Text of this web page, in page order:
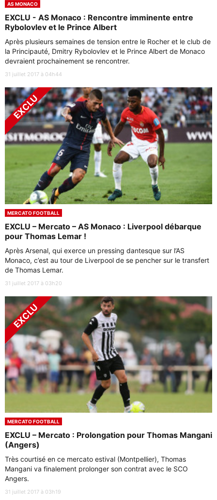
AS MONACO
EXCLU - AS Monaco : Rencontre imminente entre
Rybolovlev et le Prince Albert
Après plusieurs semaines de tension entre le Rocher et le club de
la Principauté, Dmitry Rybolovlev et le Prince Albert de Monaco
devraient prochainement se rencontrer.
31 juillet 2017 à 04h44
MERCATO FOOTBALL
EXCLU – Mercato – AS Monaco : Liverpool débarque
pour Thomas Lemar !
Après Arsenal, qui exerce un pressing dantesque sur l’AS
Monaco, c’est au tour de Liverpool de se pencher sur le transfert
de Thomas Lemar.
31 juillet 2017 à 03h20
MERCATO FOOTBALL
EXCLU – Mercato : Prolongation pour Thomas Mangani
(Angers)
Très courtisé en ce mercato estival (Montpellier), Thomas
Mangani va finalement prolonger son contrat avec le SCO
Angers.
31 juillet 2017 à 03h19